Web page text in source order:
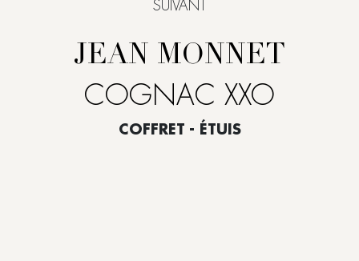
SUIVANT
JEAN MONNET
COGNAC XXO
COFFRET - ÉTUIS